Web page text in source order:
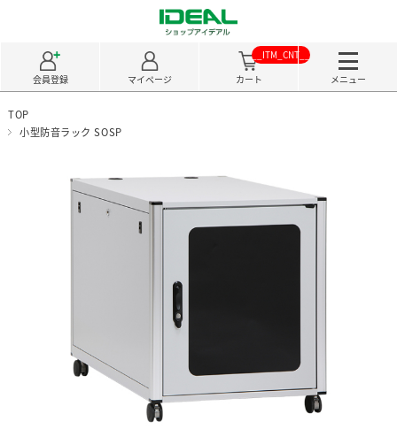
会員登録 マイページ カート
__ITM_CNT__
メニュー
TOP
小型防音ラック SOSP